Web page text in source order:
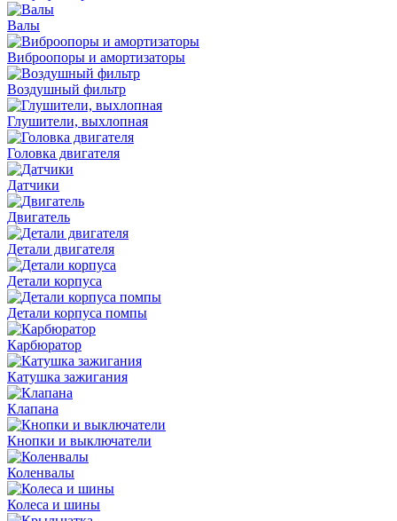
Валы
Виброопоры и амортизаторы
Воздушный фильтр
Глушители, выхлопная
Головка двигателя
Датчики
Двигатель
Детали двигателя
Детали корпуса
Детали корпуса помпы
Карбюратор
Катушка зажигания
Клапана
Кнопки и выключатели
Коленвалы
Колеса и шины